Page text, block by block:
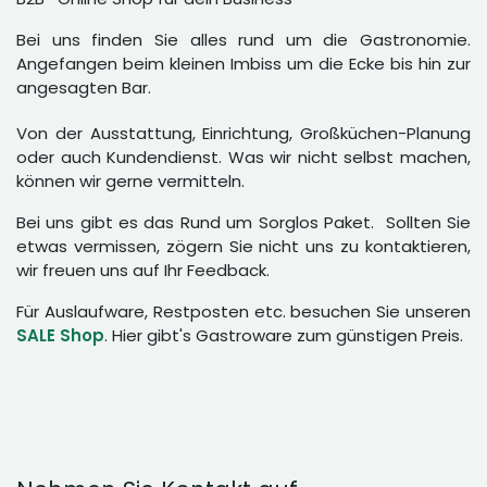
Bei uns finden Sie alles rund um die Gastronomie.
Angefangen beim kleinen Imbiss um die Ecke bis hin zur
angesagten Bar.
Von der Ausstattung, Einrichtung, Großküchen-Planung
oder auch Kundendienst. Was wir nicht selbst machen,
können wir gerne vermitteln.
Bei uns gibt es das Rund um Sorglos Paket. Sollten Sie
etwas vermissen, zögern Sie nicht uns zu kontaktieren,
wir freuen uns auf Ihr Feedback.
Für Auslaufware, Restposten etc. besuchen Sie unseren
SALE Shop. Hier gibt's Gastroware zum günstigen Preis.